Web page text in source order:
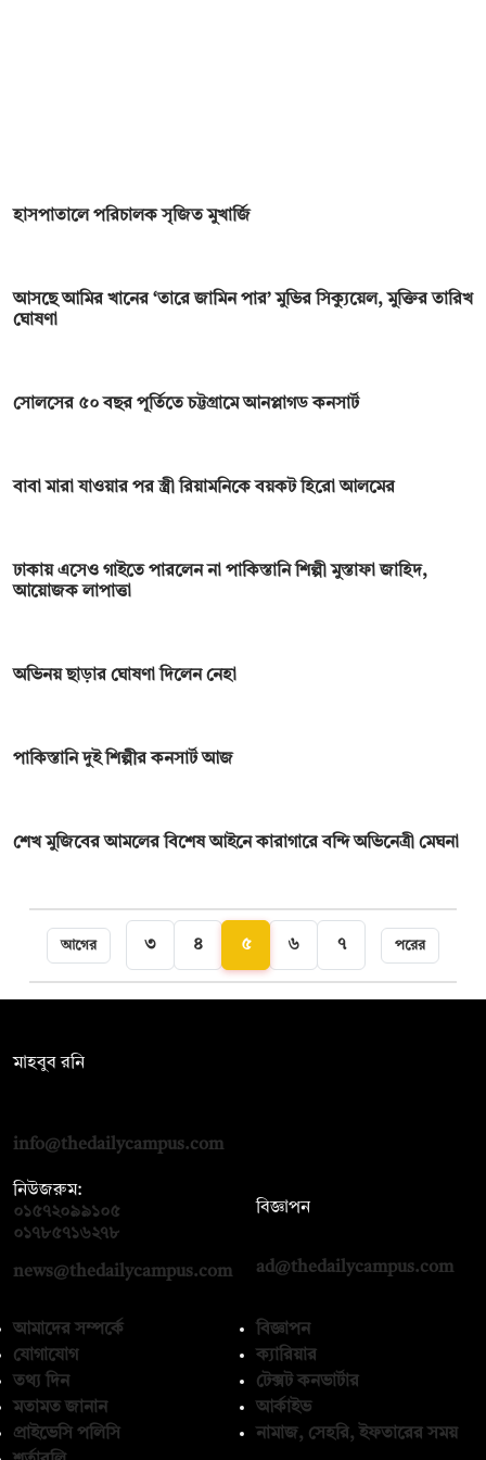
হাসপাতালে পরিচালক সৃজিত মুখার্জি
আসছে আমির খানের ‘তারে জামিন পার’ মুভির সিক্যুয়েল, মুক্তির তারিখ
ঘোষণা
সোলসের ৫০ বছর পূর্তিতে চট্টগ্রামে আনপ্লাগড কনসার্ট
বাবা মারা যাওয়ার পর স্ত্রী রিয়ামনিকে বয়কট হিরো আলমের
ঢাকায় এসেও গাইতে পারলেন না পাকিস্তানি শিল্পী মুস্তাফা জা‌হিদ,
আয়োজক লাপাত্তা
অভিনয় ছাড়ার ঘোষণা দিলেন নেহা
পাকিস্তানি দুই শিল্পীর কনসার্ট আজ
শেখ মুজিবের আমলের বিশেষ আইনে কারাগারে বন্দি অভিনেত্রী মেঘনা
আগের ৩ ৪ ৫ ৬ ৭ পরের
মাহবুব রনি
info@thedailycampus.com
নিউজরুম:
০১৫৭২০৯৯১০৫
০১৭৮৫৭১৬২৭৮
news@thedailycampus.com
বিজ্ঞাপন
ad@thedailycampus.com
আমাদের সম্পর্কে
যোগাযোগ
তথ্য দিন
মতামত জানান
প্রাইভেসি পলিসি
বিজ্ঞাপন
ক্যারিয়ার
টেক্সট কনভার্টার
আর্কাইভ
নামাজ, সেহরি, ইফতারের সময়